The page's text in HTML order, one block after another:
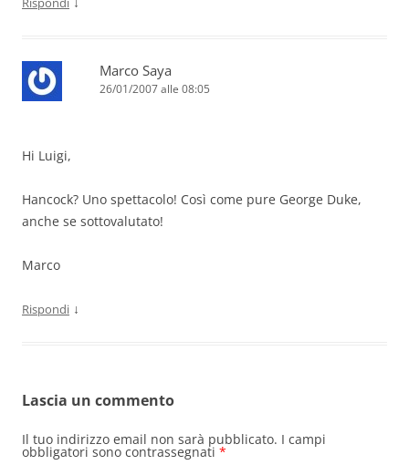
Marco Saya
26/01/2007 alle 08:05
Hi Luigi,
Hancock? Uno spettacolo! Così come pure George Duke,
anche se sottovalutato!
Marco
Rispondi ↓
Lascia un commento
Il tuo indirizzo email non sarà pubblicato. I campi
obbligatori sono contrassegnati *